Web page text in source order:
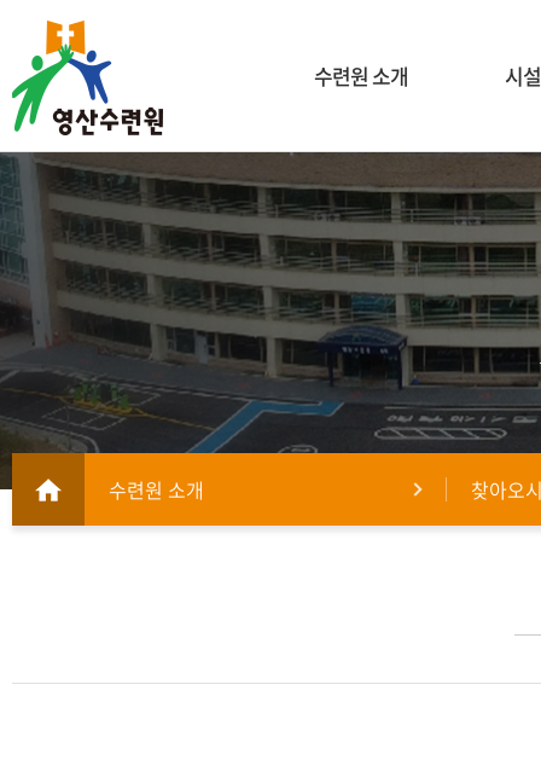
수련원 소개 시
수련원 소개 찾아오